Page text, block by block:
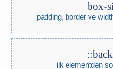
box-
padding, border ve
ilk elementdən